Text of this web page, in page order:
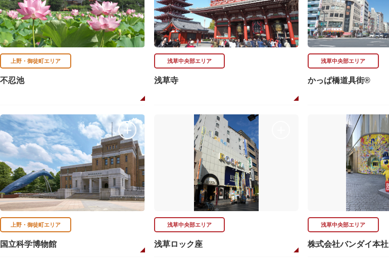
上野・御徒町エリア
不忍池
浅草中央部エリア
浅草寺
浅草中央部エリア
かっぱ橋道具街®
上野・御徒町エリア
国立科学博物館
浅草中央部エリア
浅草ロック座
浅草中央部エリア
株式会社バンダイ本社